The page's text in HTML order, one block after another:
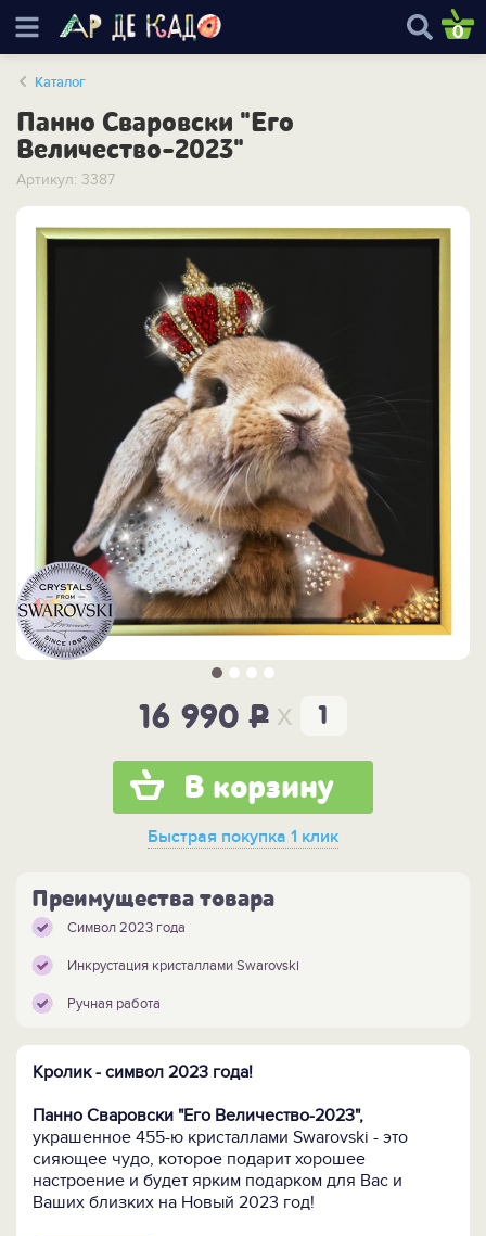
0
Каталог
Панно Сваровски "Его
Величество-2023"
Артикул: 3387
16 990P x
В корзину
Быстрая покупка 1 клик
Преимущества товара
Символ 2023 года
Инкрустация кристаллами Swarovski
Ручная работа
Кролик - символ 2023 года!
Панно Сваровски "Его Величество-2023",
украшенное 455-ю кристаллами Swarovski - это
сияющее чудо, которое подарит хорошее
настроение и будет ярким подарком для Вас и
Ваших близких на Новый 2023 год!